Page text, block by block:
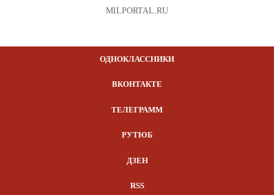
MILPORTAL.RU
ОДНОКЛАССНИКИ
ВКОНТАКТЕ
ТЕЛЕГРАММ
РУТЮБ
ДЗЕН
RSS